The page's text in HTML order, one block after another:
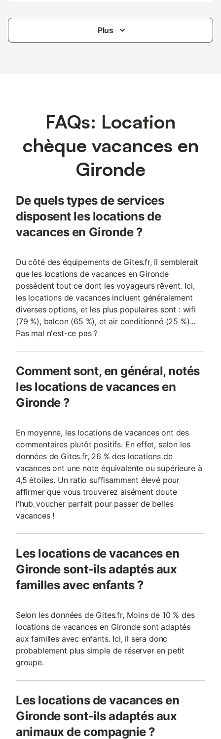
Plus
FAQs: Location
chèque vacances en
Gironde
De quels types de services
disposent les locations de
vacances en Gironde ?
Du côté des équipements de Gites.fr, il semblerait
que les locations de vacances en Gironde
possèdent tout ce dont les voyageurs rêvent. Ici,
les locations de vacances incluent généralement
diverses options, et les plus populaires sont : wifi
(79 %), balcon (65 %), et air conditionné (25 %)...
Pas mal n'est-ce pas ?
Comment sont, en général, notés
les locations de vacances en
Gironde ?
En moyenne, les locations de vacances ont des
commentaires plutôt positifs. En effet, selon les
données de Gites.fr, 26 % des locations de
vacances ont une note équivalente ou supérieure à
4,5 étoiles. Un ratio suffisamment élevé pour
affirmer que vous trouverez aisément doute
l'hub_voucher parfait pour passer de belles
vacances !
Les locations de vacances en
Gironde sont-ils adaptés aux
familles avec enfants ?
Selon les données de Gites.fr, Moins de 10 % des
locations de vacances en Gironde sont adaptés
aux familles avec enfants. Ici, il sera donc
probablement plus simple de réserver en petit
groupe.
Les locations de vacances en
Gironde sont-ils adaptés aux
animaux de compagnie ?